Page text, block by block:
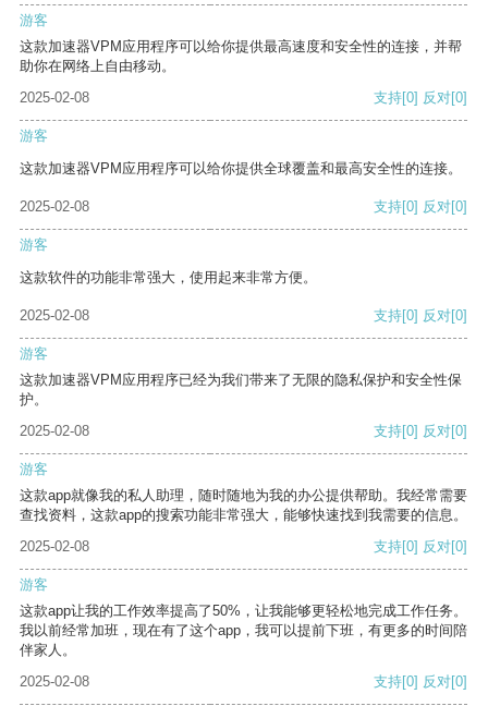
游客
这款加速器VPM应用程序可以给你提供最高速度和安全性的连接，并帮
助你在网络上自由移动。
2025-02-08
支持[0] 反对[0]
游客
这款加速器VPM应用程序可以给你提供全球覆盖和最高安全性的连接。
2025-02-08 支持[0] 反对[0]
游客
这款软件的功能非常强大，使用起来非常方便。
2025-02-08 支持[0] 反对[0]
游客
这款加速器VPM应用程序已经为我们带来了无限的隐私保护和安全性保
护。
2025-02-08
支持[0] 反对[0]
游客
这款app就像我的私人助理，随时随地为我的办公提供帮助。我经常需要
查找资料，这款app的搜索功能非常强大，能够快速找到我需要的信息。
2025-02-08
支持[0] 反对[0]
游客
这款app让我的工作效率提高了50%，让我能够更轻松地完成工作任务。
我以前经常加班，现在有了这个app，我可以提前下班，有更多的时间陪
伴家人。
2025-02-08
支持[0] 反对[0]